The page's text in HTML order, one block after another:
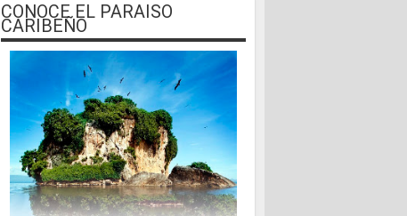
CONOCE EL PARAISO
CARIBEÑO